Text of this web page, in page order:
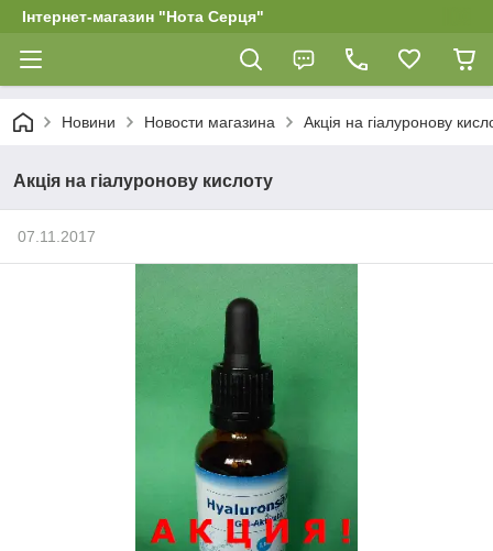
Інтернет-магазин "Нота Серця"
Новини Новости магазина Акція на гіалуронову
Акція на гіалуронову кислоту
07.11.2017